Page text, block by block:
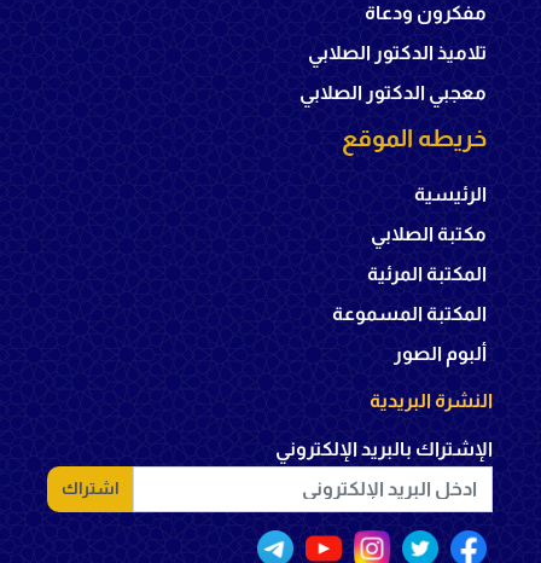
مفكرون ودعاة
تلاميذ الدكتور الصلابي
معجبي الدكتور الصلابي
خريطه الموقع
الرئيسية
مكتبة الصلابي
المكتبة المرئية
المكتبة المسموعة
ألبوم الصور
النشرة البريدية
الإشتراك بالبريد الإلكتروني
اشتراك